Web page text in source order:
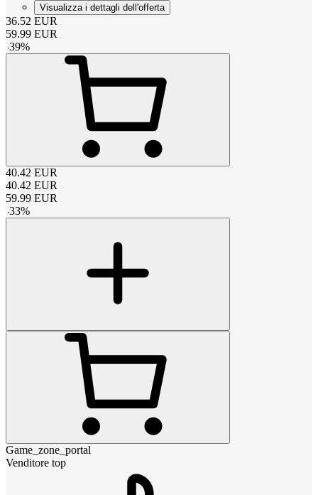
Visualizza i dettagli dell'offerta
36.52 EUR
59.99 EUR
-39%
40.42 EUR
40.42 EUR
59.99 EUR
-33%
Game_zone_portal
Venditore top